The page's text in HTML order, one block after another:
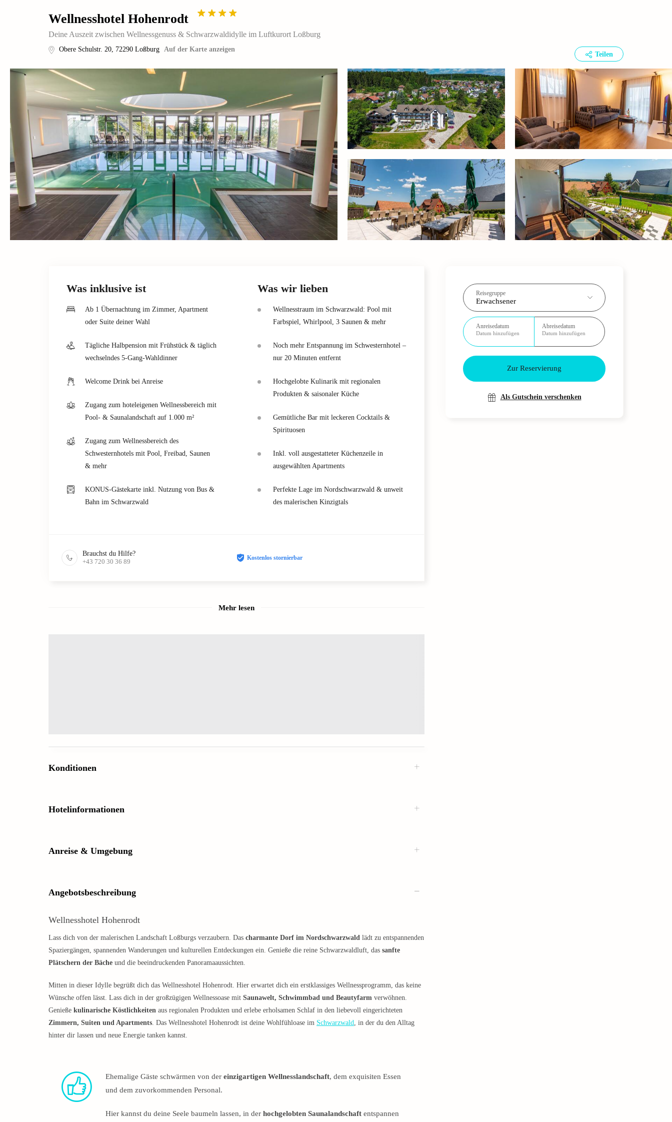
Wellnesshotel Hohenrodt
Deine Auszeit zwischen Wellnessgenuss & Schwarzwaldidylle im Luftkurort Loßburg
Obere Schulstr. 20, 72290 Loßburg Auf der Karte anzeigen
Teilen
Reisegruppe
Erwachsener
Anreisedatum
Datum hinzufügen
Abreisedatum
Datum hinzufügen
Zur Reservierung
Als Gutschein verschenken
Was inklusive ist
Ab 1 Übernachtung im Zimmer, Apartment
oder Suite deiner Wahl
Tägliche Halbpension mit Frühstück & täglich
wechselndes 5-Gang-Wahldinner
Welcome Drink bei Anreise
Zugang zum hoteleigenen Wellnessbereich mit
Pool- & Saunalandschaft auf 1.000 m²
Zugang zum Wellnessbereich des
Schwesternhotels mit Pool, Freibad, Saunen
& mehr
KONUS-Gästekarte inkl. Nutzung von Bus &
Bahn im Schwarzwald
Was wir lieben
Wellnesstraum im Schwarzwald: Pool mit
Farbspiel, Whirlpool, 3 Saunen & mehr
Noch mehr Entspannung im Schwesternhotel –
nur 20 Minuten entfernt
Hochgelobte Kulinarik mit regionalen
Produkten & saisonaler Küche
Gemütliche Bar mit leckeren Cocktails &
Spirituosen
Inkl. voll ausgestatteter Küchenzeile in
ausgewählten Apartments
Perfekte Lage im Nordschwarzwald & unweit
des malerischen Kinzigtals
Brauchst du Hilfe?
+43 720 30 36 89
Kostenlos stornierbar
Mehr lesen
Konditionen
Hotelinformationen
Anreise & Umgebung
Angebotsbeschreibung
Wellnesshotel Hohenrodt
Lass dich von der malerischen Landschaft Loßburgs verzaubern. Das charmante Dorf im Nordschwarzwald lädt zu entspannenden
Spaziergängen, spannenden Wanderungen und kulturellen Entdeckungen ein. Genieße die reine Schwarzwaldluft, das sanfte
Plätschern der Bäche und die beeindruckenden Panoramaaussichten.
Mitten in dieser Idylle begrüßt dich das Wellnesshotel Hohenrodt. Hier erwartet dich ein erstklassiges Wellnessprogramm, das keine
Wünsche offen lässt. Lass dich in der großzügigen Wellnessoase mit Saunawelt, Schwimmbad und Beautyfarm verwöhnen.
Genieße kulinarische Köstlichkeiten aus regionalen Produkten und erlebe erholsamen Schlaf in den liebevoll eingerichteten
Zimmern, Suiten und Apartments . Das Wellnesshotel Hohenrodt ist deine Wohlfühloase im Schwarzwald
, in der du den Alltag
hinter dir lassen und neue Energie tanken kannst.
Ehemalige Gäste schwärmen von der einzigartigen Wellnesslandschaft, dem exquisiten Essen
und dem zuvorkommenden Personal.
Hier kannst du deine Seele baumeln lassen, in der hochgelobten Saunalandschaft entspannen